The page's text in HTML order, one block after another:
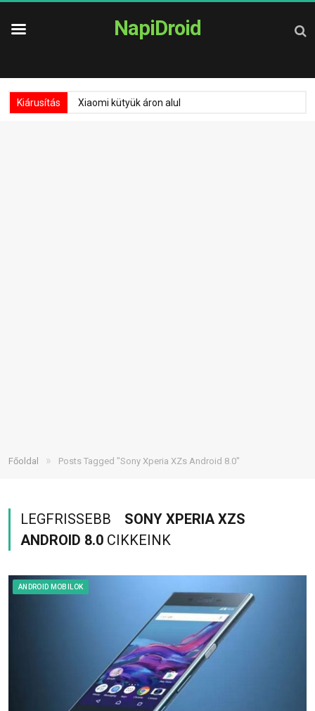
NapiDroid
Kiárusítás Xiaomi kütyük áron alul
Főoldal » Posts Tagged "Sony Xperia XZs Android 8.0"
LEGFRISSEBB
SONY XPERIA XZS
ANDROID 8.0 CIKKEINK
ANDROID MOBILOK